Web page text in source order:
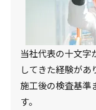
当社代表の十文字
してきた経験があ
施工後の検査基準
す。